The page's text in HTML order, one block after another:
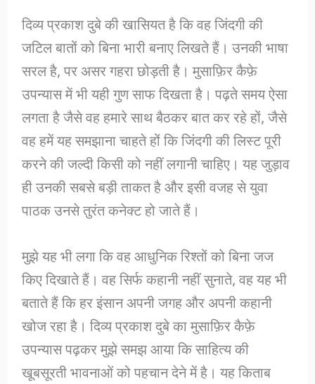
दिव्य प्रकाश दुबे की खासियत है कि वह जिंदगी की
जटिल बातों को बिना भारी बनाए लिखते हैं। उनकी भाषा
सरल है, पर असर गहरा छोड़ती है। मुसाफ़िर कैफ़े
उपन्यास में भी यही गुण साफ दिखता है। पढ़ते समय ऐसा
लगता है जैसे वह हमारे साथ बैठकर बात कर रहे हों, जैसे
वह हमें यह समझाना चाहते हों कि जिंदगी की लिस्ट पूरी
करने की जल्दी किसी को नहीं लगानी चाहिए। यह जुड़ाव
ही उनकी सबसे बड़ी ताकत है और इसी वजह से युवा
पाठक उनसे तुरंत कनेक्ट हो जाते हैं।
मुझे यह भी लगा कि वह आधुनिक रिश्तों को बिना जज
किए दिखाते हैं। वह सिर्फ कहानी नहीं सुनाते, वह यह भी
बताते हैं कि हर इंसान अपनी जगह और अपनी कहानी
खोज रहा है। दिव्य प्रकाश दुबे का मुसाफ़िर कैफ़े
उपन्यास पढ़कर मुझे समझ आया कि साहित्य की
खूबसूरती भावनाओं को पहचान देने में है। यह किताब